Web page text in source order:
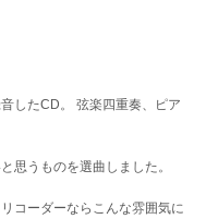
したCD。 弦楽四重奏、ピア
思うものを選曲しました。
コーダーならこんな雰囲気に